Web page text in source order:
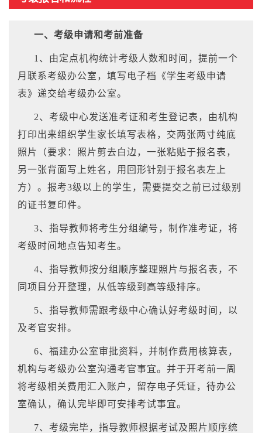
一、考级申请和考前准备
1、由定点机构统计考级人数和时间，提前一个
月联系考级办公室，填写电子档《学生考级申请
表》递交给考级办公室。
2、考级中心发送准考证和考生登记表，由机构
打印出来组织学生家长填写表格，交两张两寸纯底
照片（要求：照片剪去白边，一张粘贴于报名表，
另一张背面写上姓名，用回形针别于报名表左上
方）。报考3级以上的学生，需要提交之前已过级别
的证书复印件。
3、指导教师将考生分组编号，制作准考证，将
考级时间地点告知考生。
4、指导教师按分组顺序整理照片与报名表，不
同项目分开整理，从低等级到高等级排序。
5、指导教师需跟考级中心确认好考级时间，以
及考官安排。
6、福建办公室审批资料，并制作费用核算表，
机构与考级办公室沟通考官事宜。并于开考前一周
将考级相关费用汇入账户，留存电子凭证，待办公
室确认，确认完毕即可安排考试事宜。
7、考级完毕， 指导教师根据考试及照片顺序统